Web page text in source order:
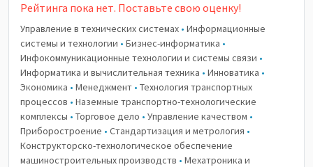
Рейтинга пока нет. Поставьте свою оценку!
Управление в технических системах • Информационные
системы и технологии • Бизнес-информатика •
Инфокоммуникационные технологии и системы связи •
Информатика и вычислительная техника • Инноватика •
Экономика • Менеджмент • Технология транспортных
процессов • Наземные транспортно-технологические
комплексы • Торговое дело • Управление качеством •
Приборостроение • Стандартизация и метрология •
Конструкторско-технологическое обеспечение
машиностроительных производств • Мехатроника и